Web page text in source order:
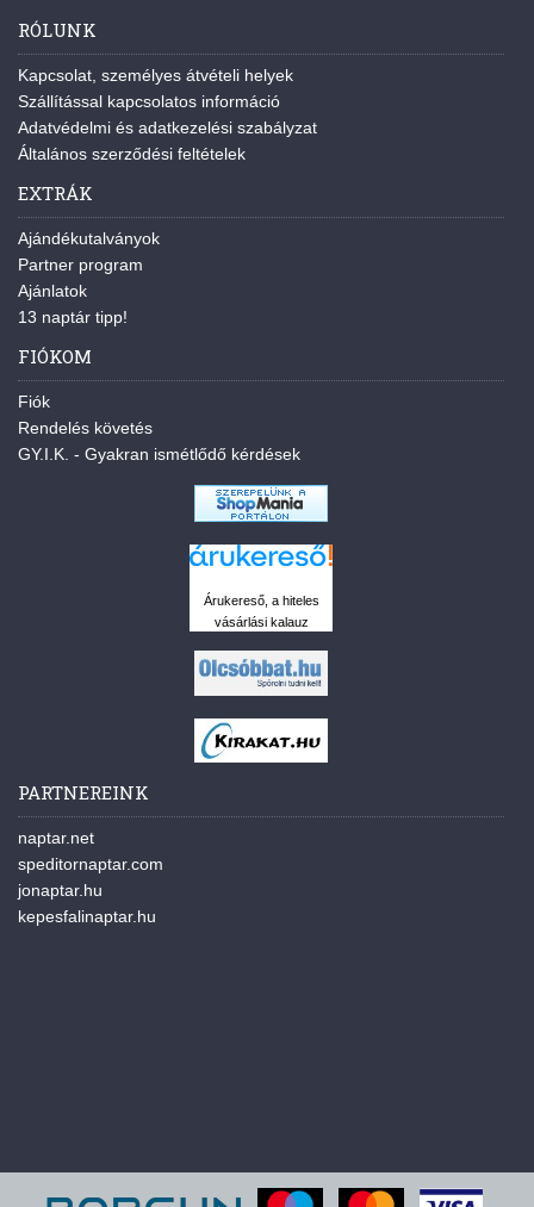
RÓLUNK
Kapcsolat, személyes átvételi helyek
Szállítással kapcsolatos információ
Adatvédelmi és adatkezelési szabályzat
Általános szerződési feltételek
EXTRÁK
Ajándékutalványok
Partner program
Ajánlatok
13 naptár tipp!
FIÓKOM
Fiók
Rendelés követés
GY.I.K. - Gyakran ismétlődő kérdések
Árukereső, a hiteles
vásárlási kalauz
PARTNEREINK
naptar.net
speditornaptar.com
jonaptar.hu
kepesfalinaptar.hu